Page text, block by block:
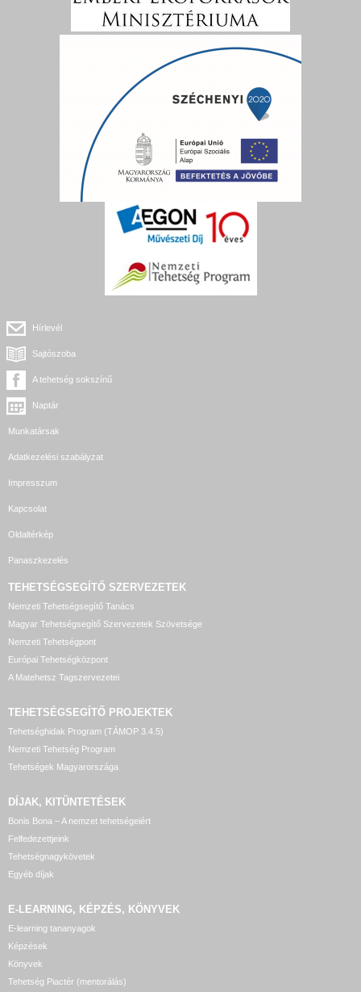
Hírlevél
Sajtószoba
A tehetség sokszínű
Naptár
Munkatársak
Adatkezelési szabályzat
Impresszum
Kapcsolat
Oldaltérkép
Panaszkezelés
TEHETSÉGSEGÍTŐ SZERVEZETEK
Nemzeti Tehetségsegítő Tanács
Magyar Tehetségsegítő Szervezetek Szövetsége
Nemzeti Tehetségpont
Európai Tehetségközpont
A Matehetsz Tagszervezetei
TEHETSÉGSEGÍTŐ PROJEKTEK
Tehetséghidak Program (TÁMOP 3.4.5)
Nemzeti Tehetség Program
Tehetségek Magyarországa
DÍJAK, KITÜNTETÉSEK
Bonis Bona – A nemzet tehetségeiért
Felfedezettjeink
Tehetségnagykövetek
Egyéb díjak
E-LEARNING, KÉPZÉS, KÖNYVEK
E-learning tananyagok
Képzések
Könyvek
Tehetség Piactér (mentorálás)